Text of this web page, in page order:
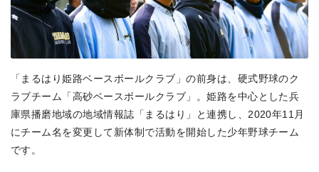
「まるはり姫路ベースボールクラブ」の前身は、硬式野球のク
ラブチーム「高砂ベースボールクラブ」。姫路を中心とした兵
庫県播磨地域の地域情報誌「まるはり」と連携し、2020年11月
にチーム名を変更して新体制で活動を開始した少年野球チーム
です。